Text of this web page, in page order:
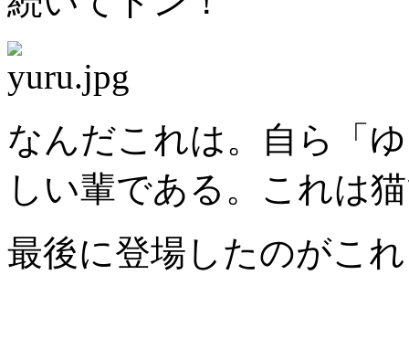
なんだこれは。自ら「
しい輩である。これは
最後に登場したのがこ